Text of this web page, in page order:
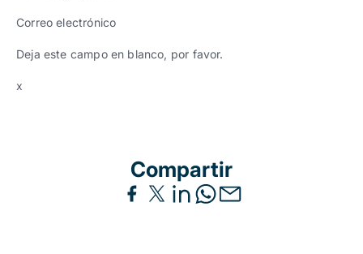
Correo electrónico
Deja este campo en blanco, por favor.
x
Compartir